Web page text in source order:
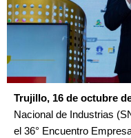
Trujillo, 16 de octubre
Nacional de Industrias
el 36° Encuentro